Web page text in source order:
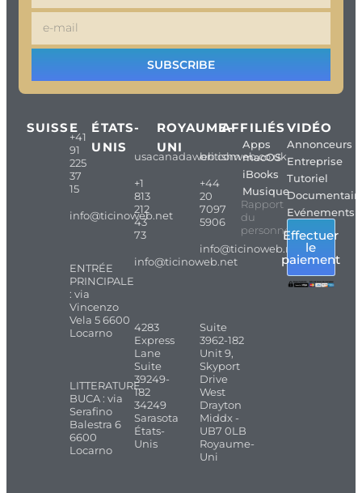
SUBSCRIBE
SUISSE
+41
91
225
37
15
info@ticinoweb.net
ENTRÉE
PRINCIPALE
: via
Vincenzo
Vela 5 6600
Locarno
LITTERATURE
BUCA : via
Serafino
Balestra 6
6600
Locarno
ÉTATS-
UNIS
usacanadaweb.com
+1
813
212
43
73
info@ticinoweb.net
4283
Express
Lane
Suite
39249-
182
34249
Sarasota
États-
Unis
ROYAUME-
UNI
britishweb.co.uk
+44
20
7097
5906
info@ticinoweb.net
Suite
3962-182
Unit 9,
Skyport
Drive
West
Drayton
Middx -
UB7 0LB
Royaume-
Uni
AFFILIÉS
Apps
macOS
iBooks
Musique
Rapport
du
personnel
VIDÉO
Annonceurs
Entreprise
Tutoriel
Evénements
Effectuer
le
paiement